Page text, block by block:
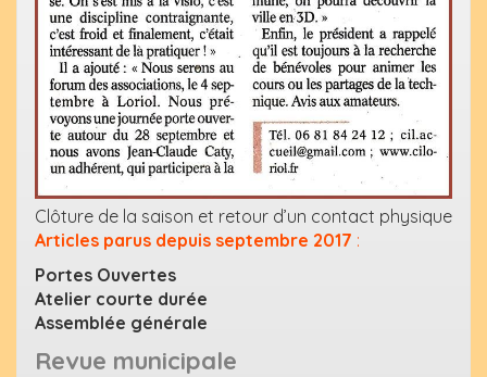
Clôture de la saison et retour d’un contact physique
Articles parus depuis septembre 2017 :
Portes Ouvertes
Atelier courte durée
Assemblée générale
Revue municipale